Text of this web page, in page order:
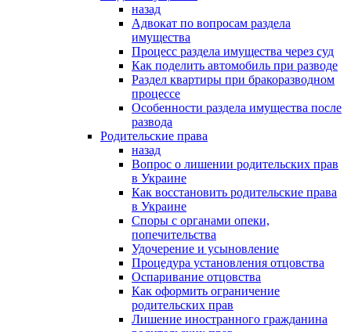
назад
Адвокат по вопросам раздела
имущества
Процесс раздела имущества через суд
Как поделить автомобиль при разводе
Раздел квартиры при бракоразводном
процессе
Особенности раздела имущества после
развода
Родительские права
назад
Вопрос о лишении родительских прав
в Украине
Как восстановить родительские права
в Украине
Споры с органами опеки,
попечительства
Удочерение и усыновление
Процедура установления отцовства
Оспаривание отцовства
Как оформить ограничение
родительских прав
Лишение иностранного гражданина